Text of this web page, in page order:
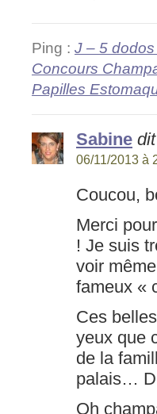
Ping : J – 5
Concours
Papilles
Sabine
06/11/2013 à
Coucou,
Merci
! Je suis
voir
fameux «
Ces
yeux que
de la
palais…
Oh